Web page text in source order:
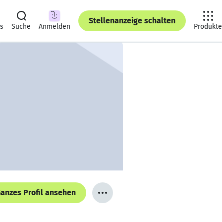
Suche Anmelden
Stellenanzeige schalten
Produkte
Profil ansehen